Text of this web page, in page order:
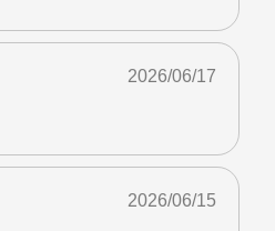
2026/06/17
2026/06/15